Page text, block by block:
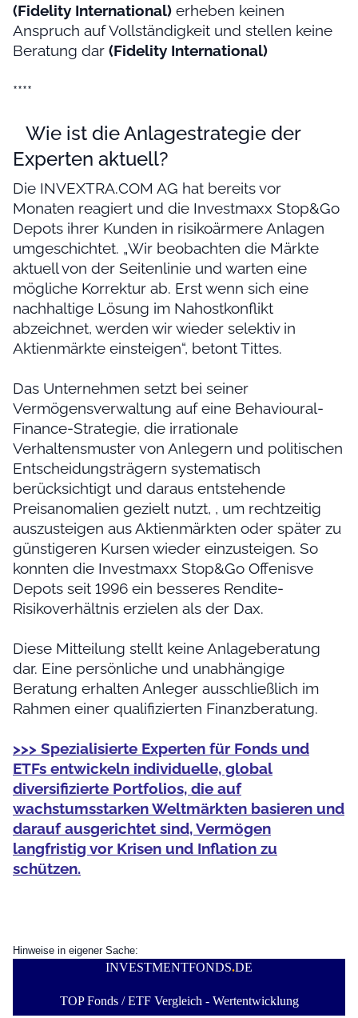
(Fidelity International) erheben keinen
Anspruch auf Vollständigkeit und stellen keine
Beratung dar (Fidelity International)
****
Wie ist die Anlagestrategie der
Experten aktuell?
Die INVEXTRA.COM AG hat bereits vor
Monaten reagiert und die Investmaxx Stop&Go
Depots ihrer Kunden in risikoärmere Anlagen
umgeschichtet. „Wir beobachten die Märkte
aktuell von der Seitenlinie und warten eine
mögliche Korrektur ab. Erst wenn sich eine
nachhaltige Lösung im Nahostkonflikt
abzeichnet, werden wir wieder selektiv in
Aktienmärkte einsteigen“, betont Tittes.
Das Unternehmen setzt bei seiner
Vermögensverwaltung auf eine Behavioural-
Finance-Strategie, die irrationale
Verhaltensmuster von Anlegern und politischen
Entscheidungsträgern systematisch
berücksichtigt und daraus entstehende
Preisanomalien gezielt nutzt, , um rechtzeitig
auszusteigen aus Aktienmärkten oder später zu
günstigeren Kursen wieder einzusteigen. So
konnten die Investmaxx Stop&Go Offenisve
Depots seit 1996 ein besseres Rendite-
Risikoverhältnis erzielen als der Dax.
Diese Mitteilung stellt keine Anlageberatung
dar. Eine persönliche und unabhängige
Beratung erhalten Anleger ausschließlich im
Rahmen einer qualifizierten Finanzberatung.
>>> Spezialisierte Experten für Fonds und
ETFs entwickeln individuelle, global
diversifizierte Portfolios, die auf
wachstumsstarken Weltmärkten basieren und
darauf ausgerichtet sind, Vermögen
langfristig vor Krisen und Inflation zu
schützen.
Hinweise in eigener Sache:
INVESTMENTFONDS.DE
TOP Fonds / ETF Vergleich - Wertentwicklung